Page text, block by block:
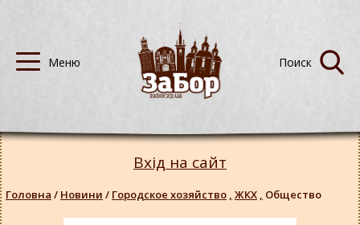
Вхід на сайт
Головна / Новини / Городское хозяйство , ЖКХ , Общество